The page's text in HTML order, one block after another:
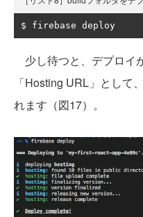
$ firebase deploy
少し待つと、デプロイ
「Hosting URL」として
れます（図17）。